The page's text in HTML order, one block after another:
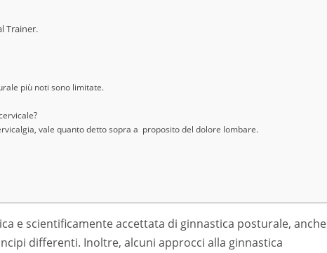
Trainer.
più noti sono limitate.
vale quanto detto sopra a proposito del dolore lombare.
e scientificamente accettata di ginnastica posturale, anche
differenti. Inoltre, alcuni approcci alla ginnastica